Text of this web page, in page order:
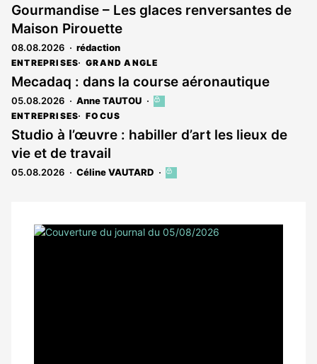
Gourmandise – Les glaces renversantes de
Maison Pirouette
08.08.2026 rédaction
ENTREPRISES GRAND ANGLE
Mecadaq : dans la course aéronautique
05.08.2026 Anne TAUTOU
Cet
est
réservé
abonnés
ENTREPRISES FOCUS
Studio à l’œuvre : habiller d’art les lieux de
vie et de travail
05.08.2026 Céline VAUTARD
Cet
aux
abonnés
Notre